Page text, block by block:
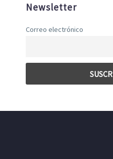
Newsletter
Correo electrónico